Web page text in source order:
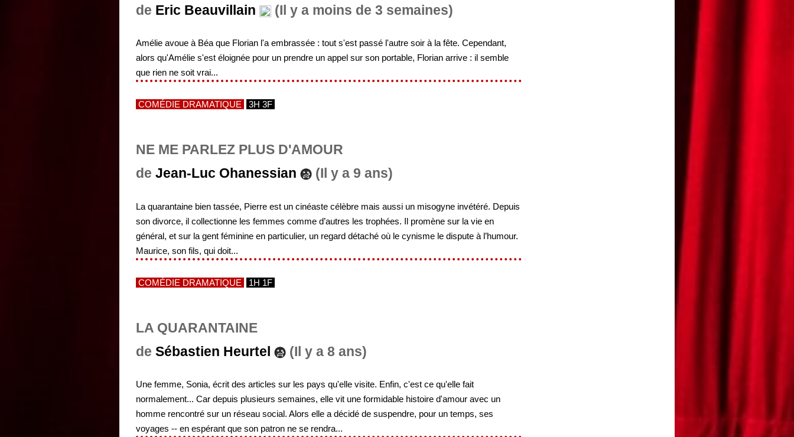
de Eric Beauvillain (Il y a moins de 3 semaines)
Amélie avoue à Béa que Florian l'a embrassée : tout s'est passé l'autre soir à la fête. Cependant,
alors qu'Amélie s'est éloignée pour un prendre un appel sur son portable, Florian arrive : il semble
que rien ne soit vrai...
COMÉDIE DRAMATIQUE 3H 3F
NE ME PARLEZ PLUS D'AMOUR
de Jean-Luc Ohanessian (Il y a 9 ans)
La quarantaine bien tassée, Pierre est un cinéaste célèbre mais aussi un misogyne invétéré. Depuis
son divorce, il collectionne les femmes comme d’autres les trophées. Il promène sur la vie en
général, et sur la gent féminine en particulier, un regard détaché où le cynisme le dispute à l’humour.
Maurice, son fils, qui doit...
COMÉDIE DRAMATIQUE 1H 1F
LA QUARANTAINE
de Sébastien Heurtel (Il y a 8 ans)
Une femme, Sonia, écrit des articles sur les pays qu'elle visite. Enfin, c'est ce qu'elle fait
normalement... Car depuis plusieurs semaines, elle vit une formidable histoire d'amour avec un
homme rencontré sur un réseau social. Alors elle a décidé de suspendre, pour un temps, ses
voyages -- en espérant que son patron ne se rendra...